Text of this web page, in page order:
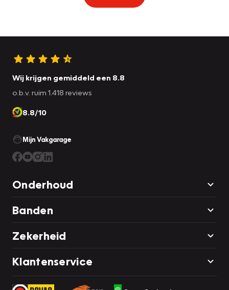
Wij krijgen gemiddeld een 8.8
o.b.v. ruim 1.418 reviews
8.8/10
Mijn Vakgarage
Onderhoud
Banden
Zekerheid
Klantenservice